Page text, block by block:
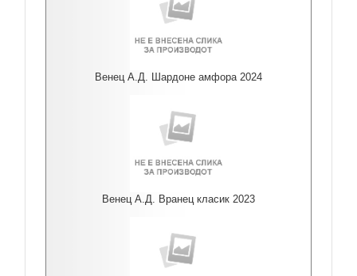
Венец А.Д. Шардоне амфора 2024
Венец А.Д. Вранец класик 2023